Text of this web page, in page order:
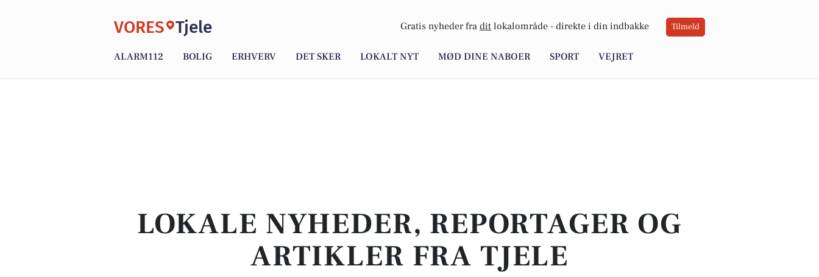
VORES Tjele Gratis nyheder fra dit lokalområde - direkte i din indbakke Tilmeld
ALARM112 BOLIG ERHVERV DET SKER LOKALT NYT MØD DINE NABOER SPORT VEJRET
LOKALE NYHEDER, REPORTAGER OG
ARTIKLER FRA TJELE